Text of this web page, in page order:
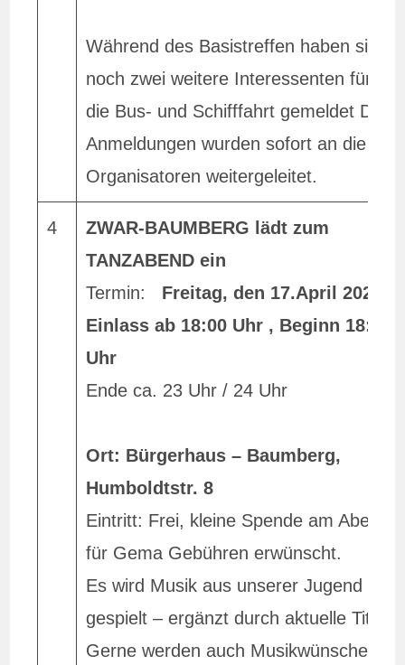
Während des Basistreffen haben sich
noch zwei weitere Interessenten für
die Bus- und Schifffahrt gemeldet Die
Anmeldungen wurden sofort an die
Organisatoren weitergeleitet.
4
ZWAR-BAUMBERG lädt zum
TANZABEND ein
Termin: Freitag, den 17.April 2026 ;
Einlass ab 18:00 Uhr , Beginn 18:45
Uhr
Ende ca. 23 Uhr / 24 Uhr
Ort: Bürgerhaus – Baumberg,
Humboldtstr. 8
Eintritt: Frei, kleine Spende am Abend
für Gema Gebühren erwünscht.
Es wird Musik aus unserer Jugend
gespielt – ergänzt durch aktuelle Titel.
Gerne werden auch Musikwünsche